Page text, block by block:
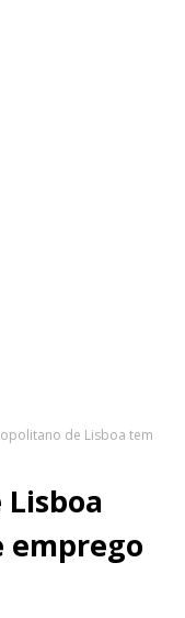
de Lisboa tem
emprego